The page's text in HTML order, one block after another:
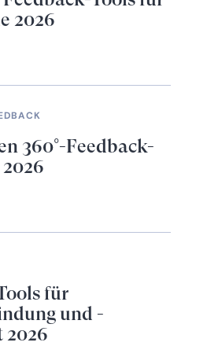
2026
360°-Feedback-
für
und -
2026